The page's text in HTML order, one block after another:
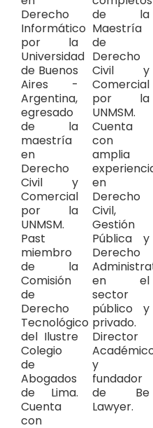
Derecho
Informático
por la
Universidad
de Buenos
Aires -
Argentina,
egresado
de la
maestría
en
Derecho
Civil y
Comercial
por la
UNMSM.
Past
miembro
de la
Comisión
de
Derecho
Tecnológico
del Ilustre
Colegio
de
Abogados
de Lima.
Cuenta
con
de la
Maestría
de
Derecho
Civil y
Comercial
por la
UNMSM.
Cuenta
con
amplia
en
Derecho
Civil,
Gestión
Pública y
Derecho
en el
sector
público y
privado.
Director
y
fundador
de Be
Lawyer.